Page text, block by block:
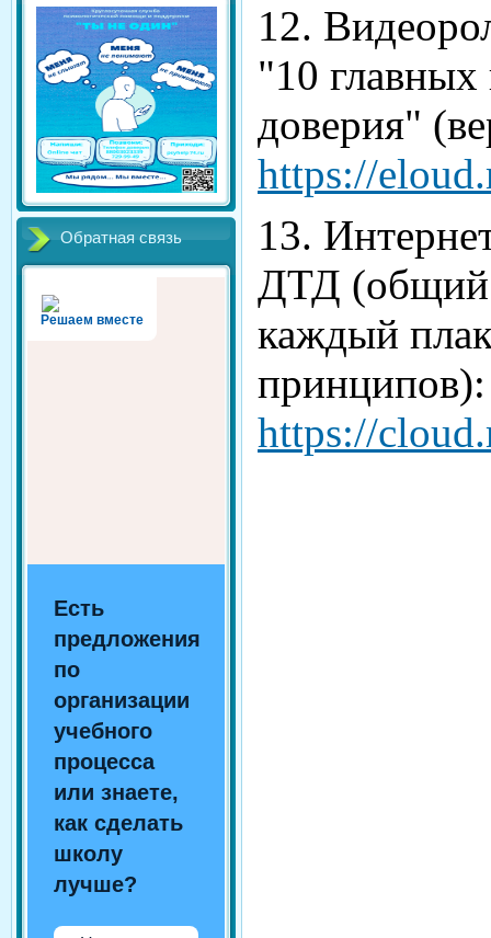
Обратная связь
Решаем вместе
Есть
предложения
по
организации
учебного
процесса
или знаете,
как сделать
школу
лучше?
12.
"10 главных
доверия"
https://
13.
ДТД (общий
каждый
https://